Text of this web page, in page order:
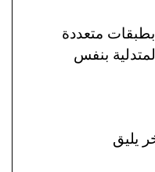
متعددة
بنفس
يليق